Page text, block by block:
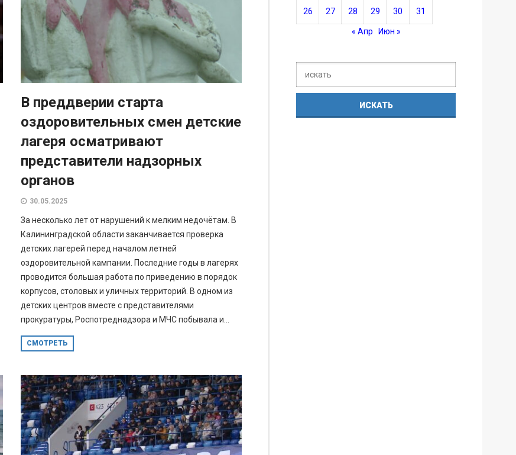
В преддверии старта
оздоровительных смен детские
лагеря осматривают
представители надзорных
органов
30.05.2025
За несколько лет от нарушений к мелким недочётам. В
Калининградской области заканчивается проверка
детских лагерей перед началом летней
оздоровительной кампании. Последние годы в лагерях
проводится большая работа по приведению в порядок
корпусов, столовых и уличных территорий. В одном из
детских центров вместе с представителями
прокуратуры, Роспотреднадзора и МЧС побывала и...
СМОТРЕТЬ
26 27 28 29 30 31
« Апр Июн »